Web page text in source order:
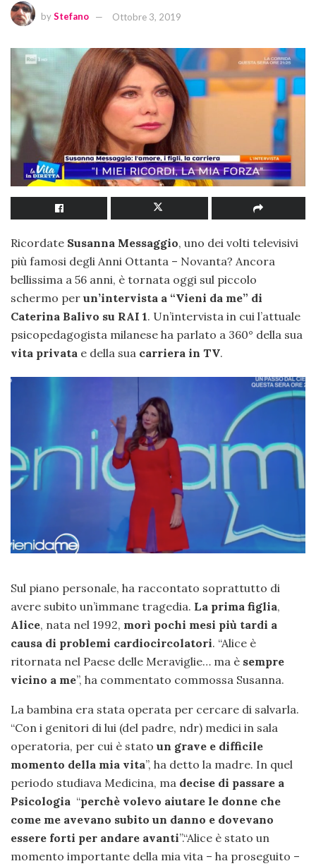
byStefano Ottobre 3, 2019
Ricordate Susanna Messaggio, uno dei volti televisivi
più famosi degli Anni Ottanta – Novanta? Ancora
bellissima a 56 anni, è tornata oggi sul piccolo
schermo per un’intervista a “Vieni da me” di
Caterina Balivo su RAI 1. Un’intervista in cui l’attuale
psicopedagogista milanese ha parlato a 360° della sua
vita privata e della sua carriera in TV.
Sul piano personale, ha raccontato soprattutto di
avere subito un’immane tragedia. La prima figlia,
Alice, nata nel 1992, morì pochi mesi più tardi a
causa di problemi cardiocircolatori. “Alice è
ritornata nel Paese delle Meraviglie… ma è sempre
vicino a me”, ha commentato commossa Susanna.
La bambina era stata operata per cercare di salvarla.
“Con i genitori di lui (del padre, ndr) medici in sala
operatoria, per cui è stato un grave e difficile
momento della mia vita”, ha detto la madre. In quel
periodo studiava Medicina, ma decise di passare a
Psicologia “perchè volevo aiutare le donne che
come me avevano subito un danno e dovevano
essere forti per andare avanti”.“Alice è stato un
momento importante della mia vita – ha proseguito –